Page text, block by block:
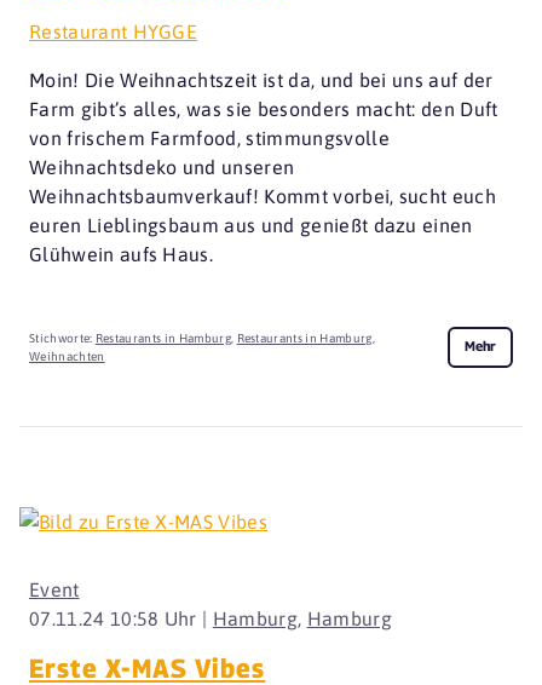
Restaurant HYGGE
Moin! Die Weihnachtszeit ist da, und bei uns auf der
Farm gibt’s alles, was sie besonders macht: den Duft
von frischem Farmfood, stimmungsvolle
Weihnachtsdeko und unseren
Weihnachtsbaumverkauf! Kommt vorbei, sucht euch
euren Lieblingsbaum aus und genießt dazu einen
Glühwein aufs Haus.
Stichworte: Restaurants in Hamburg, Restaurants in Hamburg
Weihnachten
Mehr
07.11.24 10:58 Uhr | Hamburg, Hamburg
Event
Erste X-MAS Vibes